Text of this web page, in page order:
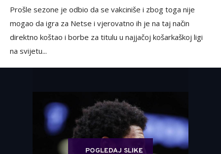
Prošle sezone je odbio da se vakciniše i zbog toga nije
mogao da igra za Netse i vjerovatno ih je na taj način
direktno koštao i borbe za titulu u najjačoj košarkaškoj ligi
na svijetu...
POGLEDAJ SLIKE